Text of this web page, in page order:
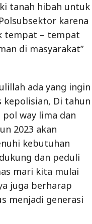
tanah hibah untuk
karena
tempat – tempat
di masyarakat”
ada yang ingin
Di tahun
way lima dan
2023 akan
kebutuhan
dan peduli
mari kita mulai
juga berharap
menjadi generasi